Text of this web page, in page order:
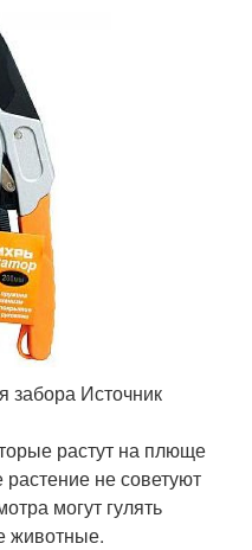
Источник
растут на плюще
не советуют
могут гулять
животные.